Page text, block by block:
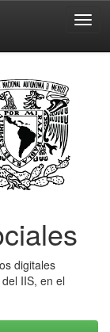
digitales
IIS, en el